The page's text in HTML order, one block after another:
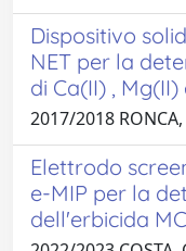
Dispositivo
NET per la
di Ca(II) ,
2017/2018 RONCA,
Elettrodo
e-MIP per la
dell'erbicida